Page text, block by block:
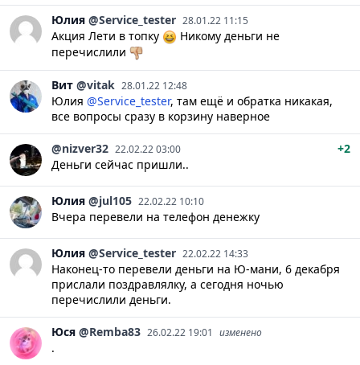
Юлия @Service_tester 28.01.22 11:15
Акция Лети в топку
Никому деньги не
перечислили
Вит @vitak 28.01.22 12:48
Юлия @Service_tester, там ещё и обратка никакая,
все вопросы сразу в корзину наверное
@nizver32 22.02.22 03:00
+2
Деньги сейчас пришли..
Юлия @jul105 22.02.22 10:10
Вчера перевели на телефон денежку
Юлия @Service_tester 22.02.22 14:33
Наконец-то перевели деньги на Ю-мани, 6 декабря
прислали поздравлялку, а сегодня ночью
перечислили деньги.
Юся @Remba83 26.02.22 19:01 изменено
.